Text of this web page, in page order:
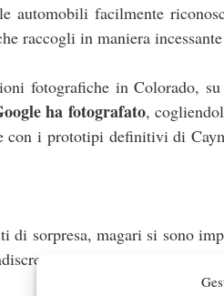
automobili facilmente
raccogli in maniera
fotografiche in Colorado,
ha fotografato,
con i prototipi definitivi di
di sorpresa, magari si sono
di Google con il suo